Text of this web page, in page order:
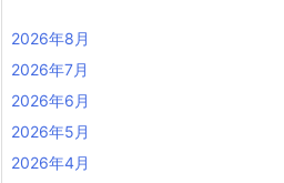
2026年8月
2026年7月
2026年6月
2026年5月
2026年4月